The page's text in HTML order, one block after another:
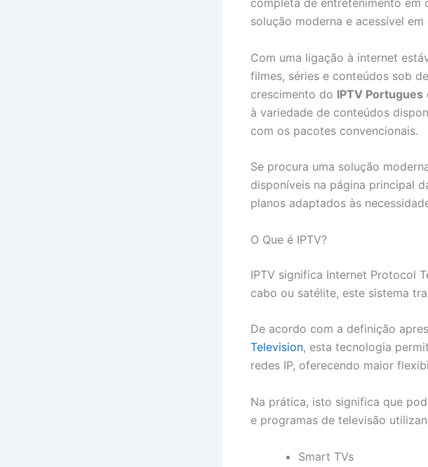
completa de entretenimento em
solução moderna e acessível em
Com uma ligação à internet
filmes, séries e conteúdos sob
crescimento do IPTV Portugues
à variedade de conteúdos
com os pacotes convencionais.
Se procura uma solução
disponíveis na página principal
planos adaptados às
O Que é IPTV?
IPTV significa Internet Protocol
cabo ou satélite, este sistema
De acordo com a definição
Television, esta tecnologia
redes IP, oferecendo maior
Na prática, isto significa que
e programas de televisão
Smart TVs